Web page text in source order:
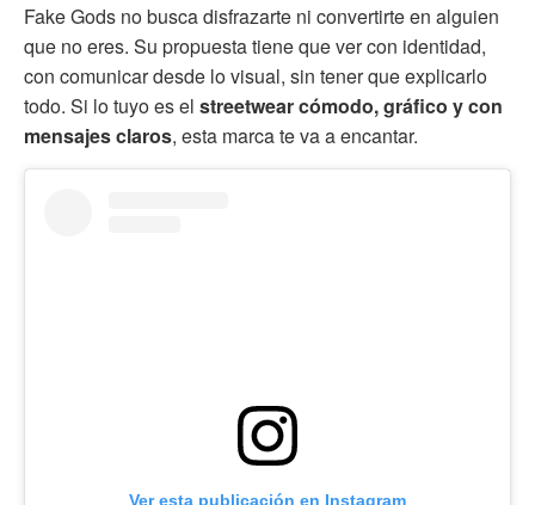
Fake Gods no busca disfrazarte ni convertirte en alguien
que no eres. Su propuesta tiene que ver con identidad,
con comunicar desde lo visual, sin tener que explicarlo
todo. Si lo tuyo es el streetwear cómodo, gráfico y con
mensajes claros, esta marca te va a encantar.
Ver esta publicación en Instagram